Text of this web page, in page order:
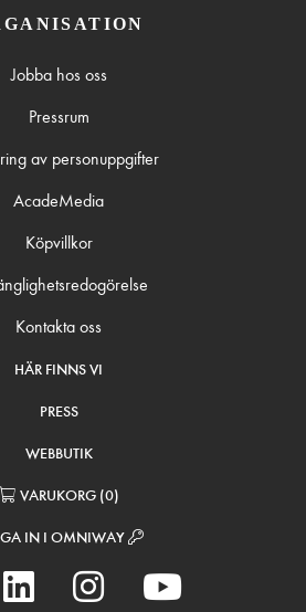
Jobba hos oss
Pressrum
av personuppgifter
AcadeMedia
Köpvillkor
Kontakta oss
HÄR FINNS VI
PRESS
WEBBUTIK
VARUKORG (0)
IN I OMNIWAY